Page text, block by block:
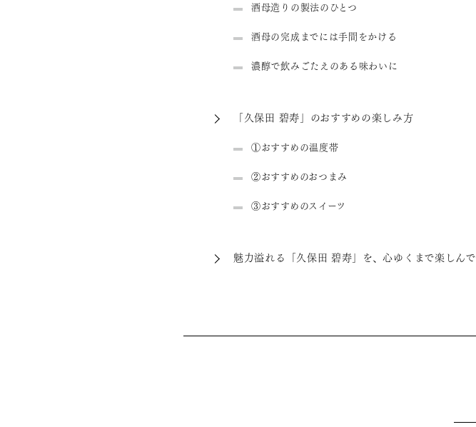
酒母造りの製法のひとつ
酒母の完成までには手間をかける
濃醇で飲みごたえのある味わいに
「久保田 碧寿」のおすすめの楽しみ方
①おすすめの温度帯
②おすすめのおつまみ
③おすすめのスイーツ
魅力溢れる「久保田 碧寿」を、心ゆくまで楽しんで